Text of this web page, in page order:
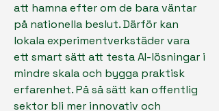
att hamna efter om de bara väntar
på nationella beslut. Därför kan
lokala experimentverkstäder vara
ett smart sätt att testa AI-lösningar i
mindre skala och bygga praktisk
erfarenhet. På så sätt kan offentlig
sektor bli mer innovativ och